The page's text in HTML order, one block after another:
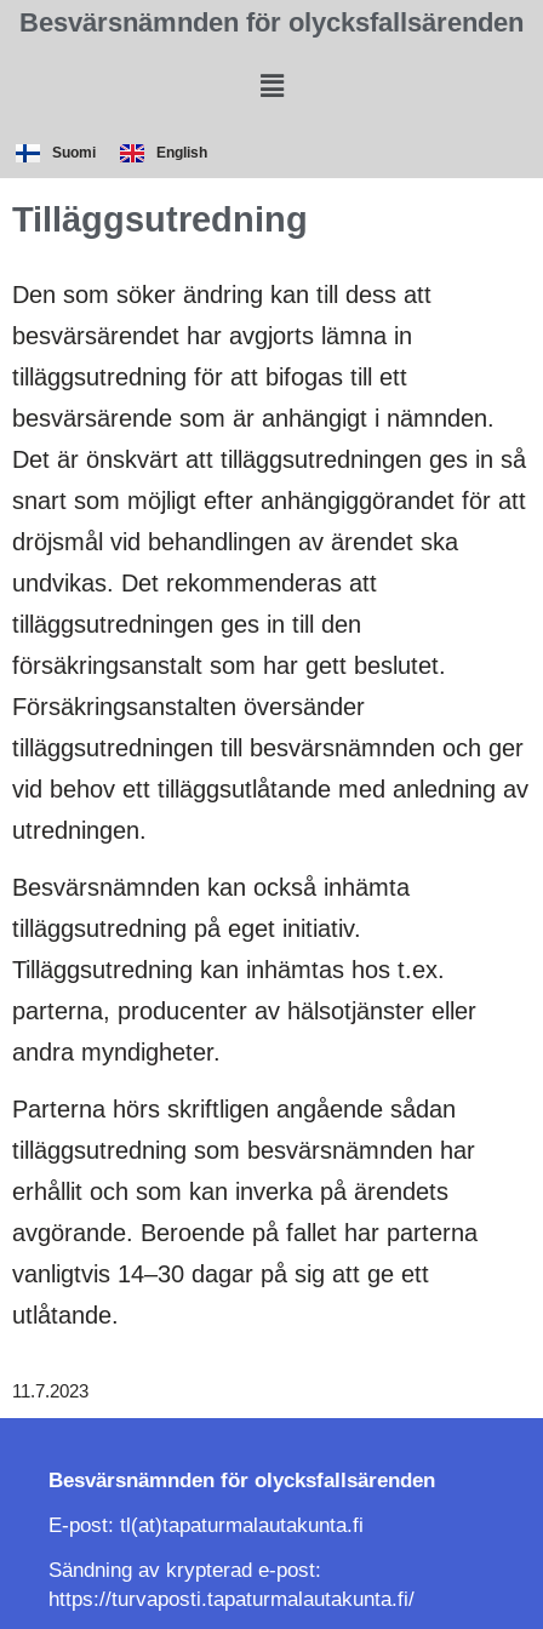
Besvärsnämnden för olycksfallsärenden
Suomi English
Tilläggsutredning
Den som söker ändring kan till dess att
besvärsärendet har avgjorts lämna in
tilläggsutredning för att bifogas till ett
besvärsärende som är anhängigt i nämnden.
Det är önskvärt att tilläggsutredningen ges in så
snart som möjligt efter anhängiggörandet för att
dröjsmål vid behandlingen av ärendet ska
undvikas. Det rekommenderas att
tilläggsutredningen ges in till den
försäkringsanstalt som har gett beslutet.
Försäkringsanstalten översänder
tilläggsutredningen till besvärsnämnden och ger
vid behov ett tilläggsutlåtande med anledning av
utredningen.
Besvärsnämnden kan också inhämta
tilläggsutredning på eget initiativ.
Tilläggsutredning kan inhämtas hos t.ex.
parterna, producenter av hälsotjänster eller
andra myndigheter.
Parterna hörs skriftligen angående sådan
tilläggsutredning som besvärsnämnden har
erhållit och som kan inverka på ärendets
avgörande. Beroende på fallet har parterna
vanligtvis 14–30 dagar på sig att ge ett
utlåtande.
11.7.2023
Besvärsnämnden för olycksfallsärenden
E-post: tl(at)tapaturmalautakunta.fi
Sändning av krypterad e-post:
https://turvaposti.tapaturmalautakunta.fi/